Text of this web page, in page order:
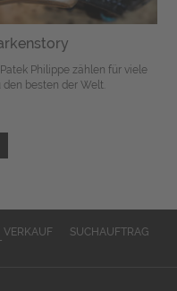
Philippe zählen für viele
den besten der Welt.
VERKAUF
SUCHAUFTRAG